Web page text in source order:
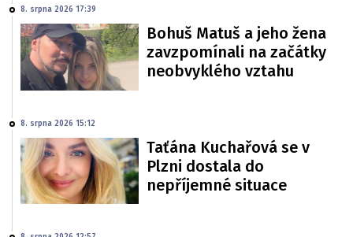
8. srpna 2026 17:39
Bohuš Matuš a jeho žena
zavzpomínali na začátky
neobvyklého vztahu
8. srpna 2026 15:12
Taťána Kuchařová se v
Plzni dostala do
nepříjemné situace